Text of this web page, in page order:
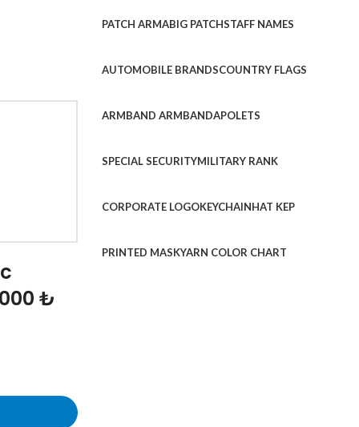
₺
PATCH ARMABIG PATCHSTAFF NAMES
AUTOMOBILE BRANDSCOUNTRY FLAGS
ARMBAND ARMBANDAPOLETS
SPECIAL SECURITYMILITARY RANK
CORPORATE LOGOKEYCHAINHAT KEP
PRINTED MASKYARN COLOR CHART